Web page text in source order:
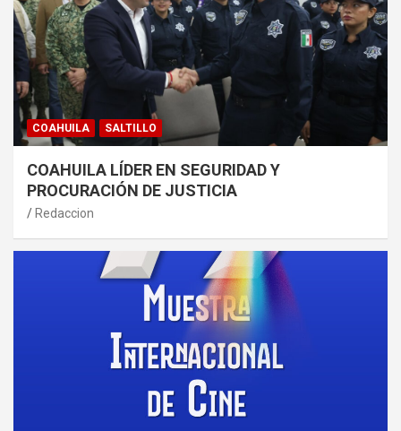
COAHUILA SALTILLO
COAHUILA LÍDER EN SEGURIDAD Y
PROCURACIÓN DE JUSTICIA
Redaccion